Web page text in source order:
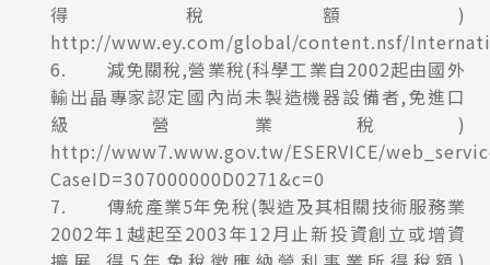
得稅額)
http://www.ey.com/global/content.nsf/
6. 減免關稅,營業稅(科學工業自2002起由國外
輸出晶專家認定國內尚未製造機器設備者,免進口
級營業稅)
http://www7.www.gov.tw/ESERVICE/
CaseID=307000000D0271&c=0
7. 傳統產業5年免稅(製造及其相關技術服務業
2002年1越起至2003年12月止新投資創立或增資